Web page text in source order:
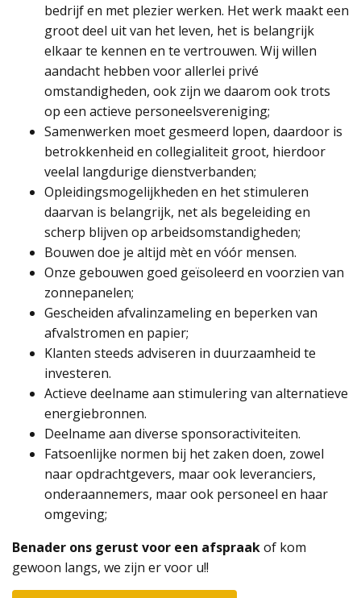
bedrijf en met plezier werken. Het werk maakt een
groot deel uit van het leven, het is belangrijk
elkaar te kennen en te vertrouwen. Wij willen
aandacht hebben voor allerlei privé
omstandigheden, ook zijn we daarom ook trots
op een actieve personeelsvereniging;
Samenwerken moet gesmeerd lopen, daardoor is
betrokkenheid en collegialiteit groot, hierdoor
veelal langdurige dienstverbanden;
Opleidingsmogelijkheden en het stimuleren
daarvan is belangrijk, net als begeleiding en
scherp blijven op arbeidsomstandigheden;
Bouwen doe je altijd mèt en vóór mensen.
Onze gebouwen goed geïsoleerd en voorzien van
zonnepanelen;
Gescheiden afvalinzameling en beperken van
afvalstromen en papier;
Klanten steeds adviseren in duurzaamheid te
investeren.
Actieve deelname aan stimulering van alternatieve
energiebronnen.
Deelname aan diverse sponsoractiviteiten.
Fatsoenlijke normen bij het zaken doen, zowel
naar opdrachtgevers, maar ook leveranciers,
onderaannemers, maar ook personeel en haar
omgeving;
Benader ons gerust voor een afspraakof kom
gewoon langs, we zijn er voor u!!